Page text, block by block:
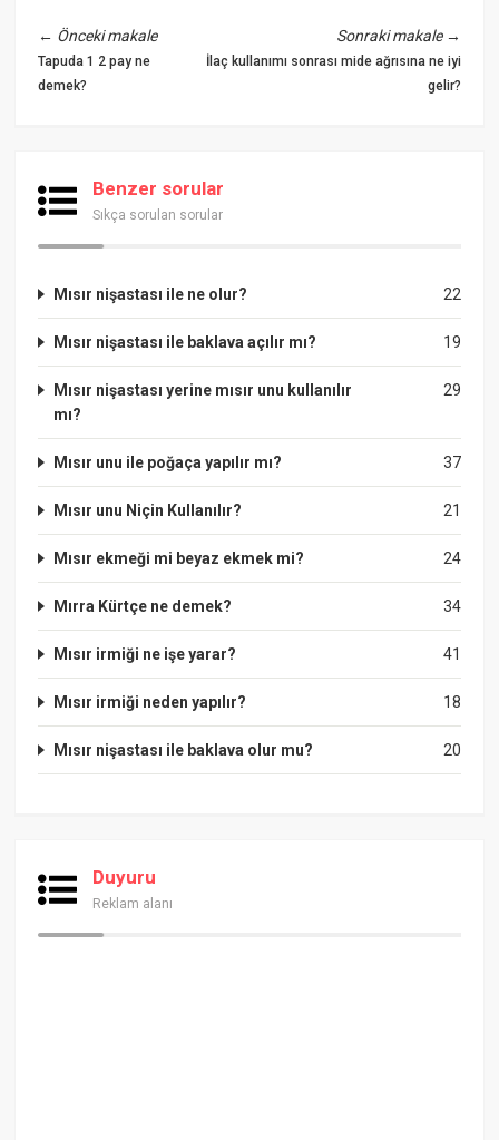
← Önceki makale
Tapuda 1 2 pay ne
demek?
Sonraki makale→
İlaç kullanımı sonrası mide ağrısına ne iyi
gelir?
Benzer sorular
Sıkça sorulan sorular
22
Mısır nişastası ile ne olur?
19
Mısır nişastası ile baklava açılır mı?
29
Mısır nişastası yerine mısır unu kullanılır
mı?
37
Mısır unu ile poğaça yapılır mı?
21
Mısır unu Niçin Kullanılır?
24
Mısır ekmeği mi beyaz ekmek mi?
34
Mırra Kürtçe ne demek?
41
Mısır irmiği ne işe yarar?
18
Mısır irmiği neden yapılır?
20
Mısır nişastası ile baklava olur mu?
Duyuru
Reklam alanı